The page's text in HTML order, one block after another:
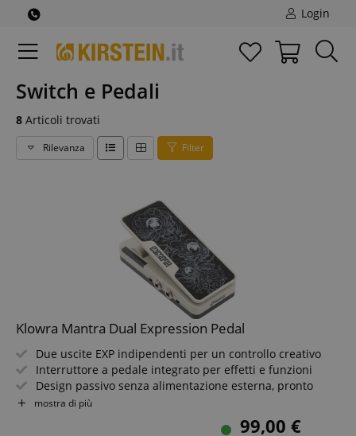
Login
Switch e Pedali
8 Articoli trovati
Rilevanza Filter
Klowra Mantra Dual Expression Pedal
Due uscite EXP indipendenti per un controllo creativo
Interruttore a pedale integrato per effetti e funzioni
Design passivo senza alimentazione esterna, pronto
all'uso
Potenziometro lineare da 10 kOhm per un movimento
mostra di più
99,00 €